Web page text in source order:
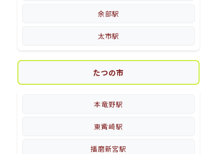
余部駅
太市駅
たつの市
本竜野駅
東觜崎駅
播磨新宮駅